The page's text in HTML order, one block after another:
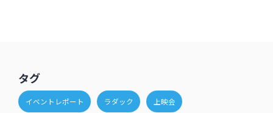
タグ
イベントレポート ラダック 上映会